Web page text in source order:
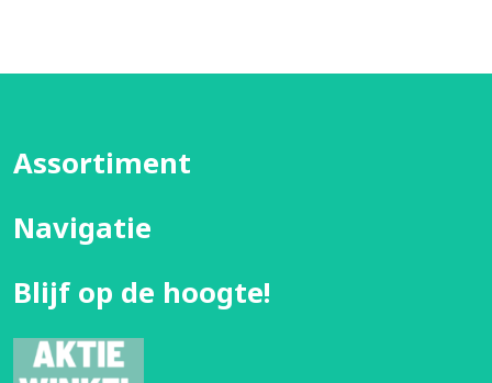
Assortiment
Navigatie
Blijf op de hoogte!